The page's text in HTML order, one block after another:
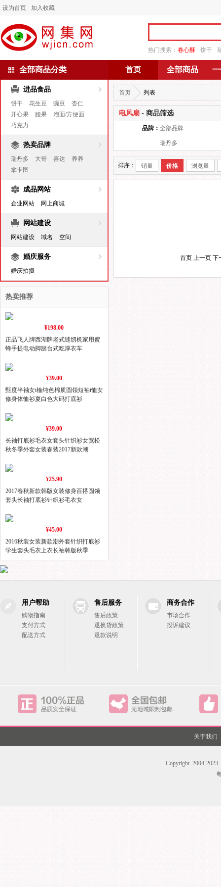
设为首页 加入收藏
热门搜索： 卷心酥 饼干
全部商品分类 首页 全部商品
进品食品
饼干 花生豆 豌豆
杏仁
开心果
腰果
泡面/方便面
巧克力
热卖品牌
瑞丹多 大哥 喜达
养养
拿卡图
成品网站
企业网站 网上商城
网站建设
网站建设 域名 空间
婚庆服务
婚庆拍摄
热卖推荐
¥198.00
正品飞人牌西湖牌老式缝纫机家用蜜
蜂手提电动脚踏台式吃厚衣车
¥39.00
甄度半袖女t桖纯色棉质圆领短袖t恤女
修身体恤衫夏白色大码打底衫
¥39.00
长袖打底衫毛衣女套头针织衫女宽松
秋冬季外套女装春装2017新款潮
¥25.90
2017春秋新款韩版女装修身百搭圆领
套头长袖打底衫针织衫毛衣女
¥45.00
2016秋装女装新款潮外套针织打底衫
学生套头毛衣上衣长袖韩版秋季
首页 列表
电风扇 - 商品筛选
品牌： 全部品牌
瑞丹多
排序： 销量 价格 浏览量
首页 上一页
用户帮助
购物指南
支付方式
配送方式
售后服务
售后政策
退换货政策
退款说明
商务合作
市场合作
投诉建议
关于我们
Copyright 2004-